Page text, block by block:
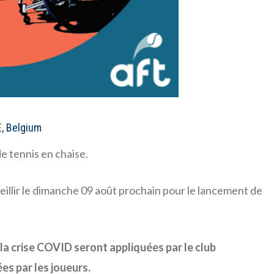
Belgium
tennis en chaise.
le dimanche 09 août prochain pour le lancement de
crise COVID seront appliquées par le club
par les joueurs.